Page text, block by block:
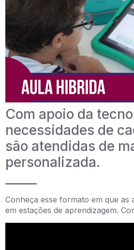
Com apoio da
necessidades de
são atendidas de
personalizada.
Conheça esse formato em que as
em estações de aprendizagem.